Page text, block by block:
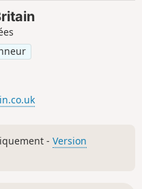
-Version